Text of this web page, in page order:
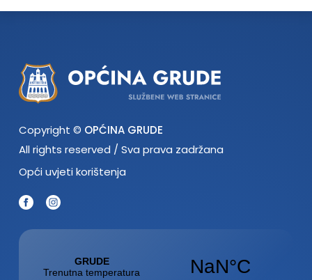
Copyright © OPĆINA GRUDE
All rights reserved / Sva prava zadržana
Opći uvjeti korištenja